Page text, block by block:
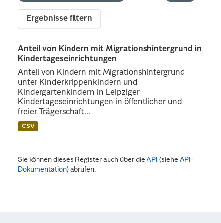
Ergebnisse filtern
Anteil von Kindern mit Migrationshintergrund in
Kindertageseinrichtungen
Anteil von Kindern mit Migrationshintergrund
unter Kinderkrippenkindern und
Kindergartenkindern in Leipziger
Kindertageseinrichtungen in öffentlicher und
freier Trägerschaft...
CSV
Sie können dieses Register auch über dieAPI (sieheAPI-
Dokumentation) abrufen.